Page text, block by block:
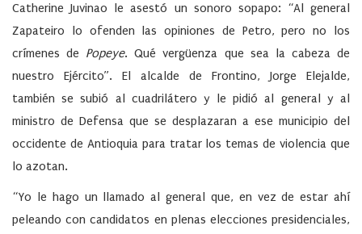
Catherine Juvinao le asestó un sonoro sopapo: “Al general
Zapateiro lo ofenden las opiniones de Petro, pero no los
crímenes de Popeye. Qué vergüenza que sea la cabeza de
nuestro Ejército”. El alcalde de Frontino, Jorge Elejalde,
también se subió al cuadrilátero y le pidió al general y al
ministro de Defensa que se desplazaran a ese municipio del
occidente de Antioquia para tratar los temas de violencia que
lo azotan.
“Yo le hago un llamado al general que, en vez de estar ahí
peleando con candidatos en plenas elecciones presidenciales,